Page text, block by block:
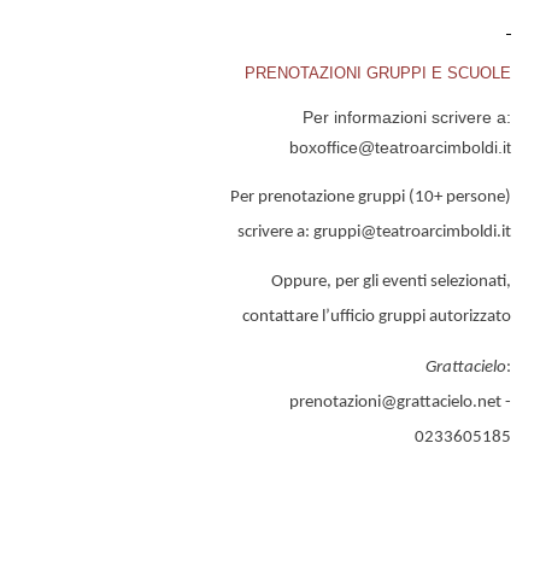
PRENOTAZIONI GRUPPI E SCUOLE
Per informazioni scrivere a:
boxoffice@teatroarcimboldi.it
Per prenotazione gruppi (10+ persone)
scrivere a: gruppi@teatroarcimboldi.it
Oppure, per gli eventi selezionati,
contattare l’ufficio gruppi autorizzato
Grattacielo:
prenotazioni@grattacielo.net -
0233605185